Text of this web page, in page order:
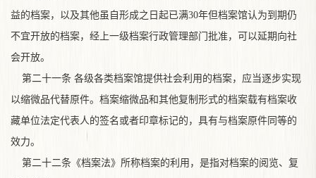
益的档案，以及其他虽自形成之日起已满30年但档案馆认为到期仍
不宜开放的档案，经上一级档案行政管理部门批准，可以延期向社
会开放。
第二十一条 各级各类档案馆提供社会利用的档案，应当逐步实现
以缩微品代替原件。档案缩微品和其他复制形式的档案载有档案收
藏单位法定代表人的签名或者印章标记的，具有与档案原件同等的
效力。
第二十二条《档案法》所称档案的利用，是指对档案的阅览、复